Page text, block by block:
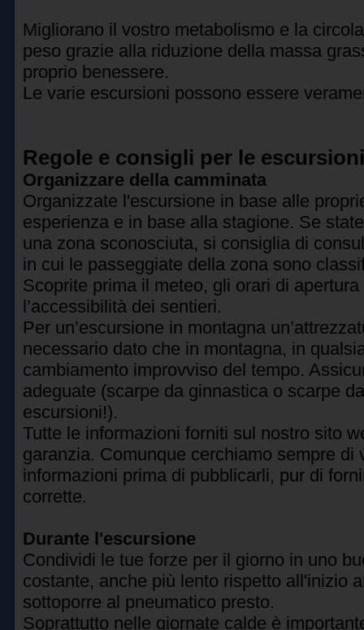
Migliorano il vostro metabolismo e la
peso grazie alla riduzione della massa
proprio benessere.
Le varie escursioni possono essere
Regole e consigli per le escursioni
Organizzare della camminata
Organizzate l'escursione in base alle
esperienza e in base alla stagione. Se
una zona sconosciuta, si consiglia di
in cui le passeggiate della zona sono
Scoprite prima il meteo, gli orari di
l’accessibilità dei sentieri.
Per un’escursione in montagna
necessario dato che in montagna, in
cambiamento improvviso del tempo.
adeguate (scarpe da ginnastica o scarpe
escursioni!).
Tutte le informazioni forniti sul nostro sito
garanzia. Comunque cerchiamo sempre di
informazioni prima di pubblicarli, pur di
corrette.
Durante l'escursione
Condividi le tue forze per il giorno in uno
costante, anche più lento rispetto all'inizio
sottoporre al pneumatico presto.
Soprattutto nelle giornate calde è